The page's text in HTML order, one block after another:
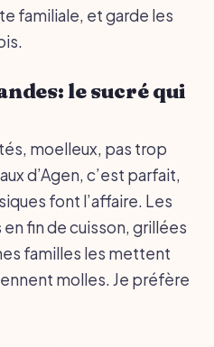
familiale, et garde les
le sucré qui
moelleux, pas trop
d’Agen, c’est parfait,
font l’affaire. Les
fin de cuisson, grillées
familles les mettent
molles. Je préfère